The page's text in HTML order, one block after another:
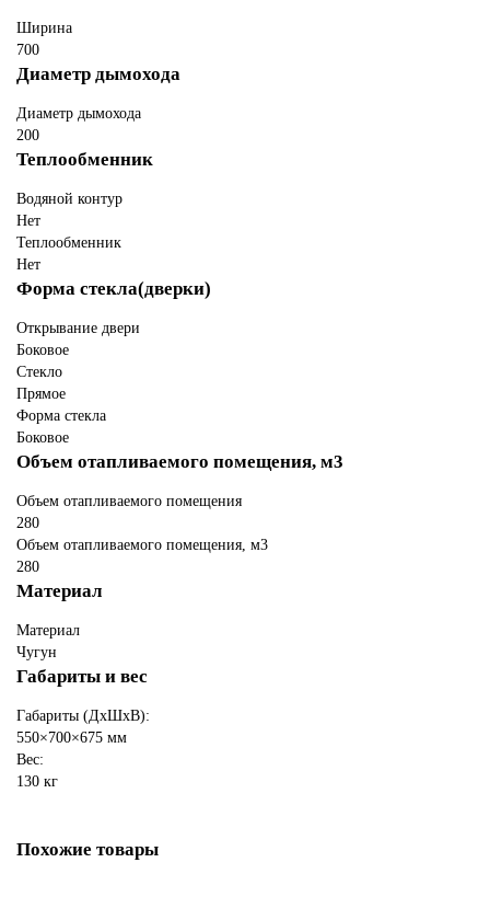
Ширина
700
Диаметр дымохода
Диаметр дымохода
200
Теплообменник
Водяной контур
Нет
Теплообменник
Нет
Форма стекла(дверки)
Открывание двери
Боковое
Стекло
Прямое
Форма стекла
Боковое
Объем отапливаемого помещения, м3
Объем отапливаемого помещения
280
Объем отапливаемого помещения, м3
280
Материал
Материал
Чугун
Габариты и вес
Габариты (ДхШхВ):
550×700×675 мм
Вес:
130 кг
Похожие товары